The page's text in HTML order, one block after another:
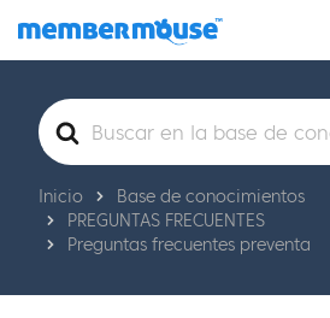
Características Clientes
Comenzar
Buscar
Inicio
Base de conocimientos
PREGUNTAS FRECUENTES
Preguntas frecuentes preventa